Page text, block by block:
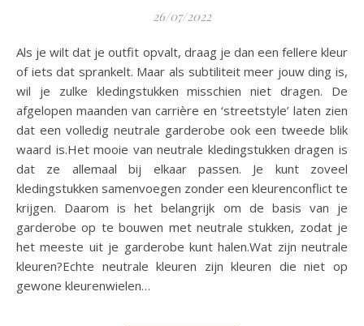
26/07/2022
Als je wilt dat je outfit opvalt, draag je dan een fellere kleur
of iets dat sprankelt. Maar als subtiliteit meer jouw ding is,
wil je zulke kledingstukken misschien niet dragen. De
afgelopen maanden van carrière en ‘streetstyle’ laten zien
dat een volledig neutrale garderobe ook een tweede blik
waard is.Het mooie van neutrale kledingstukken dragen is
dat ze allemaal bij elkaar passen. Je kunt zoveel
kledingstukken samenvoegen zonder een kleurenconflict te
krijgen. Daarom is het belangrijk om de basis van je
garderobe op te bouwen met neutrale stukken, zodat je
het meeste uit je garderobe kunt halen.Wat zijn neutrale
kleuren?Echte neutrale kleuren zijn kleuren die niet op
gewone kleurenwielen…